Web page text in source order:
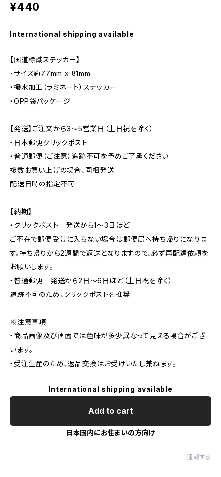
¥440
International shipping available
【国道標識ステッカー】
・サイズ約77mm x 81mm
・撥水加工（ラミネート）ステッカー
・OPP袋パッケージ
【発送】ご注文から3〜5営業日（土日祝を除く）
・日本郵便クリックポスト
・普通郵便（ご注意）追跡不可を予めご了承ください
複数お買い上げの場合、同梱発送
配送日時の指定不可
【納期】
・クリックポスト 発送から1〜3日ほど
ご不在で郵便受けに入らない場合は郵便局へ持ち帰りになりま
す。持ち帰りから2週間で返送となりますので、必ず再配達依頼を
お願いします。
・普通郵便 発送から2日〜6日ほど（土日祝を除く）
追跡不可のため、クリックポストを推奨
※注意事項
・商品画像及び画面では色味が多少異なって見える場合がござ
います。
・受注生産のため、返品交換はお受けいたし兼ねます。
International shipping available
Add to cart
日本国内にお住まいの方向け
通報する